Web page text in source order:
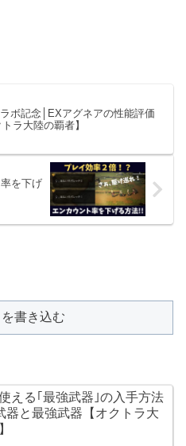
ボ記念│EXアグネアの性能評価
トラ大陸の覇者】
を下げ
書き込む
える｢最強武器｣の入手方法
器と最強武器【オクトラ大